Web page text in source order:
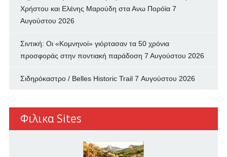
Χρήστου και Ελένης Μαρούδη στα Ανω Πορόϊα 7
Αυγούστου 2026
Σιντική: Οι «Κομνηνοί» γιόρτασαν τα 50 χρόνια
προσφοράς στην ποντιακή παράδοση 7 Αυγούστου 2026
Σιδηρόκαστρο / Belles Historic Trail 7 Αυγούστου 2026
Φιλικα Sites